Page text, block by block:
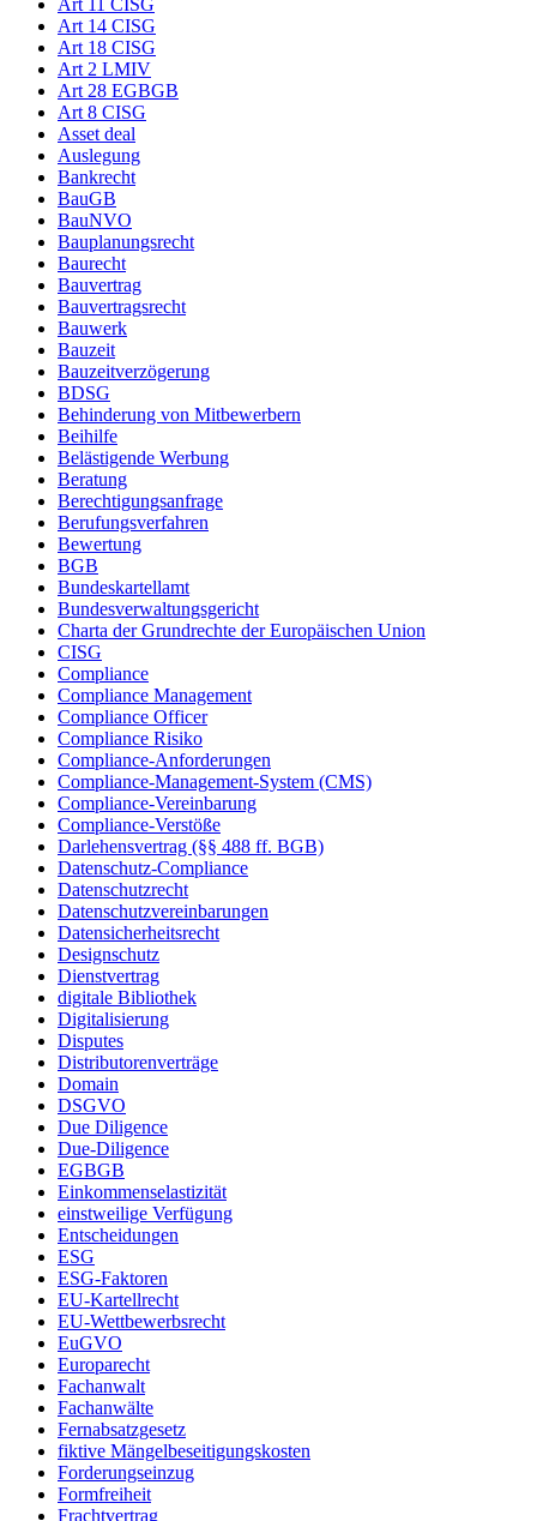
Art 11 CISG
Art 14 CISG
Art 18 CISG
Art 2 LMIV
Art 28 EGBGB
Art 8 CISG
Asset deal
Auslegung
Bankrecht
BauGB
BauNVO
Bauplanungsrecht
Baurecht
Bauvertrag
Bauvertragsrecht
Bauwerk
Bauzeit
Bauzeitverzögerung
BDSG
Behinderung von Mitbewerbern
Beihilfe
Belästigende Werbung
Beratung
Berechtigungsanfrage
Berufungsverfahren
Bewertung
BGB
Bundeskartellamt
Bundesverwaltungsgericht
Charta der Grundrechte der Europäischen Union
CISG
Compliance
Compliance Management
Compliance Officer
Compliance Risiko
Compliance-Anforderungen
Compliance-Management-System (CMS)
Compliance-Vereinbarung
Compliance-Verstöße
Darlehensvertrag (§§ 488 ff. BGB)
Datenschutz-Compliance
Datenschutzrecht
Datenschutzvereinbarungen
Datensicherheitsrecht
Designschutz
Dienstvertrag
digitale Bibliothek
Digitalisierung
Disputes
Distributorenverträge
Domain
DSGVO
Due Diligence
Due-Diligence
EGBGB
Einkommenselastizität
einstweilige Verfügung
Entscheidungen
ESG
ESG-Faktoren
EU-Kartellrecht
EU-Wettbewerbsrecht
EuGVO
Europarecht
Fachanwalt
Fachanwälte
Fernabsatzgesetz
fiktive Mängelbeseitigungskosten
Forderungseinzug
Formfreiheit
Frachtvertrag